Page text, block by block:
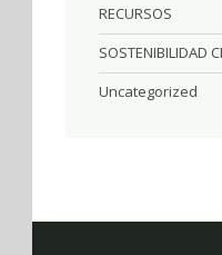
RECURSOS
SOSTENIBILIDAD
Uncategorized